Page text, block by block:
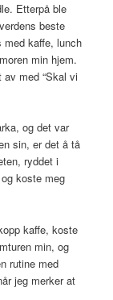
Etterpå ble
beste
med kaffe, lunch
min hjem.
med “Skal vi
og det var
sin, er det å tå
ryddet i
koste meg
kaffe, koste
min, og
rutine med
jeg merker at